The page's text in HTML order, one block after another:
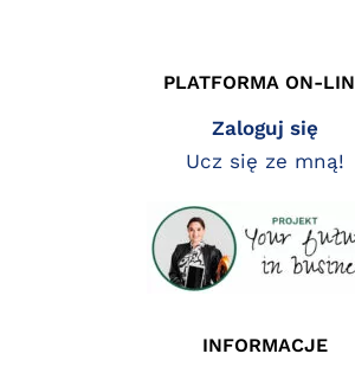
PLATFORMA ON-
Zaloguj się
Ucz się ze mną!
INFORMACJE